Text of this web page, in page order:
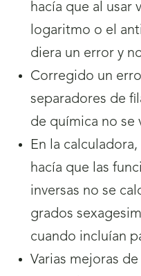
hacía que al usar
logaritmo o el
diera un error y
Corregido un
separadores de
de química no se
En la
hacía que las
inversas no se
grados
cuando incluían
Varias mejoras